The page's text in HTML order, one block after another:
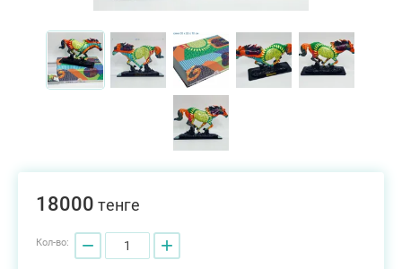
18000 тенге
Кол-во: − +